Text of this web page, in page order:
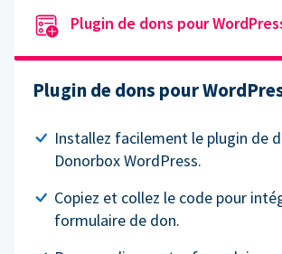
Plugin de dons pour
Plugin de dons pour
Installez facilement le plugin de
Donorbox WordPress.
Copiez et collez le code pour
formulaire de don.